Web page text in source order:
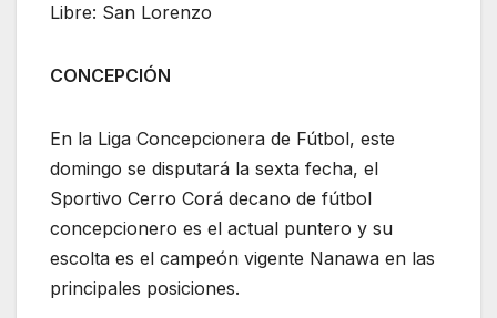
Libre: San Lorenzo
CONCEPCIÓN
En la Liga Concepcionera de Fútbol, este
domingo se disputará la sexta fecha, el
Sportivo Cerro Corá decano de fútbol
concepcionero es el actual puntero y su
escolta es el campeón vigente Nanawa en las
principales posiciones.